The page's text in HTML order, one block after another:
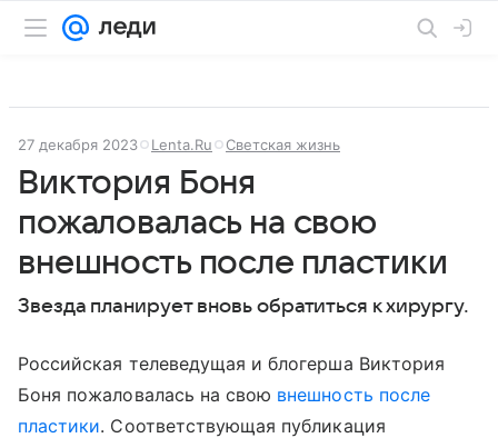
27 декабря 2023 Lenta.Ru Светская жизнь
Виктория Боня
пожаловалась на свою
внешность после пластики
Звезда планирует вновь обратиться к хирургу.
Российская телеведущая и блогерша Виктория
Боня пожаловалась на свою внешность после
пластики. Соответствующая публикация